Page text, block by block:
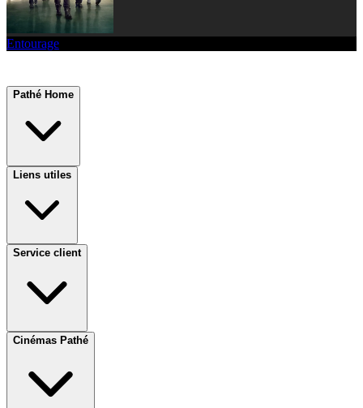
Entourage
Pathé Home
Liens utiles
Service client
Cinémas Pathé